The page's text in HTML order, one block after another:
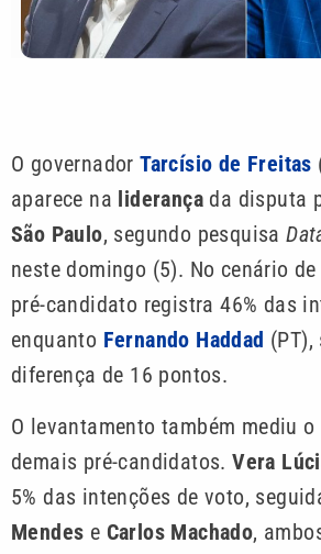
O governadorTarcísio de Freitas
aparece na liderança da disputa
São Paulo, segundo pesquisa
neste domingo (5). No cenário
pré-candidato registra 46% das
enquanto Fernando Haddad
diferença de 16 pontos.
O levantamento também mediu o
demais pré-candidatos.Vera
5% das intenções de voto,
Mendes e Carlos Machado,